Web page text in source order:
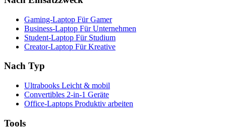
Gaming-Laptop Für Gamer
Business-Laptop Für Unternehmen
Student-Laptop Für Studium
Creator-Laptop Für Kreative
Nach Typ
Ultrabooks Leicht & mobil
Convertibles 2-in-1 Geräte
Office-Laptops Produktiv arbeiten
Tools